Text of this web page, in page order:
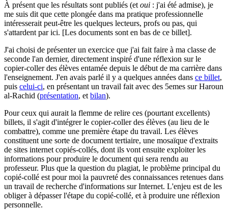
À présent que les résultats sont publiés (et oui : j'ai été admise), je
me suis dit que cette plongée dans ma pratique professionnelle
intéresserait peut-être les quelques lecteurs, profs ou pas, qui
s'attardent par ici. [Les documents sont en bas de ce billet].
J'ai choisi de présenter un exercice que j'ai fait faire à ma classe de
seconde l'an dernier, directement inspiré d'une réflexion sur le
copier-coller des élèves entamée depuis le début de ma carrière dans
l'enseignement. J'en avais parlé il y a quelques années dans ce billet,
puis celui-ci, en présentant un travail fait avec des 5emes sur Haroun
al-Rachid (présentation, et bilan).
Pour ceux qui aurait la flemme de relire ces (pourtant excellents)
billets, il s'agit d'intégrer le copier-coller des élèves (au lieu de le
combattre), comme une première étape du travail. Les élèves
constituent une sorte de document tertiaire, une mosaïque d'extraits
de sites internet copiés-collés, dont ils vont ensuite exploiter les
informations pour produire le document qui sera rendu au
professeur. Plus que la question du plagiat, le problème principal du
copié-collé est pour moi la pauvreté des connaissances retenues dans
un travail de recherche d'informations sur Internet. L'enjeu est de les
obliger à dépasser l'étape du copié-collé, et à produire une réflexion
personnelle.